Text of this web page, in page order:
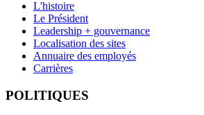
L'histoire
Le Président
Leadership + gouvernance
Localisation des sites
Annuaire des employés
Carrières
POLITIQUES